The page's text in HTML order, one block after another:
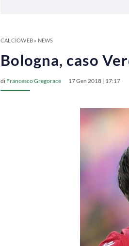
CALCIOWEB» NEWS
Bologna, caso
di Francesco Gregorace 17 Gen 2018 | 17:17